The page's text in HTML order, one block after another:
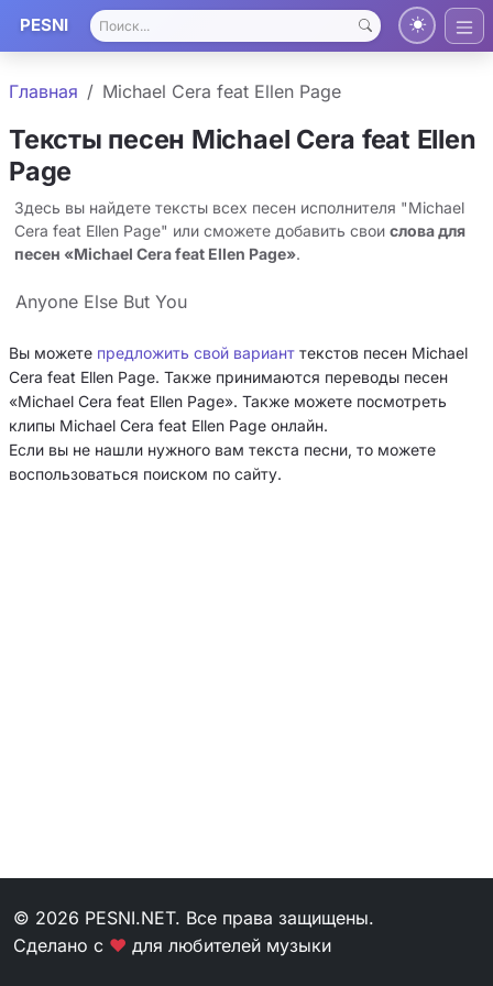
PESNI
Главная Michael Cera feat Ellen Page
Тексты песен Michael Cera feat Ellen
Page
Здесь вы найдете тексты всех песен исполнителя "Michael
Cera feat Ellen Page" или сможете добавить свои слова для
песен «Michael Cera feat Ellen Page».
Anyone Else But You
Вы можете предложить свой вариант текстов песен Michael
Cera feat Ellen Page. Также принимаются переводы песен
«Michael Cera feat Ellen Page». Также можете посмотреть
клипы Michael Cera feat Ellen Page онлайн.
Если вы не нашли нужного вам текста песни, то можете
воспользоваться поиском по сайту.
© 2026 PESNI.NET. Все права защищены.
Сделано с ❤ для любителей музыки